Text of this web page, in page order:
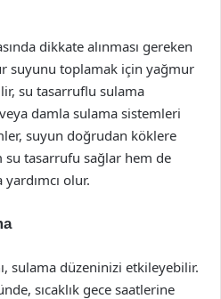
dikkate alınması gereken
suyunu toplamak için yağmur
su tasarruflu sulama
damla sulama sistemleri
suyun doğrudan köklere
su tasarrufu sağlar hem de
olur.
sulama düzeninizi etkileyebilir.
sıcaklık gece saatlerine